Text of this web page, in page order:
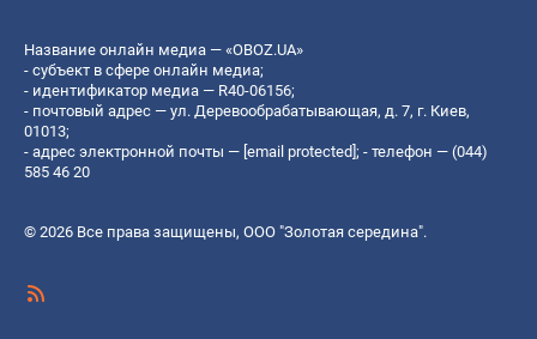
Название онлайн медиа — «OBOZ.UA»
- субъект в сфере онлайн медиа;
- идентификатор медиа — R40-06156;
- почтовый адрес — ул. Деревообрабатывающая, д. 7, г. Киев,
01013;
- адрес электронной почты — [email protected] ; - телефон — (044)
585 46 20
© 2026 Все права защищены, ООО "Золотая середина".